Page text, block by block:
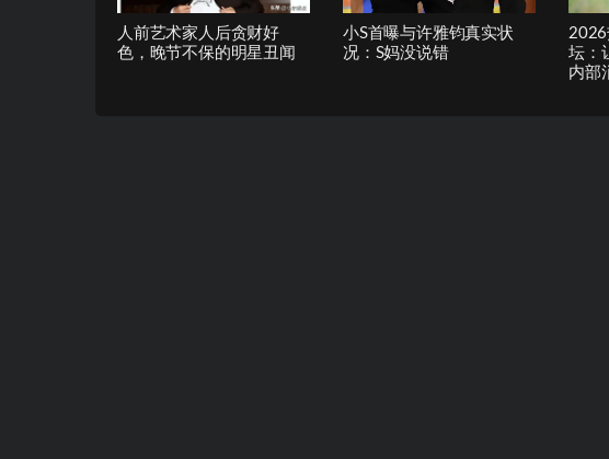
人前艺术家人后贪财好
色，晚节不保的明星丑闻
小S首曝与许雅钧真实状
况：S妈没说错
2026
坛：
内部